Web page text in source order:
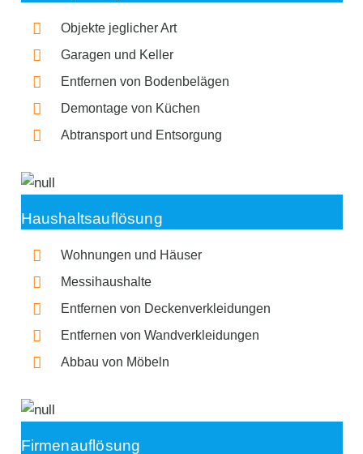
Objekte jeglicher Art
Garagen und Keller
Entfernen von Bodenbelägen
Demontage von Küchen
Abtransport und Entsorgung
Haushaltsauflösung
Wohnungen und Häuser
Messihaushalte
Entfernen von Deckenverkleidungen
Entfernen von Wandverkleidungen
Abbau von Möbeln
Firmenauflösung